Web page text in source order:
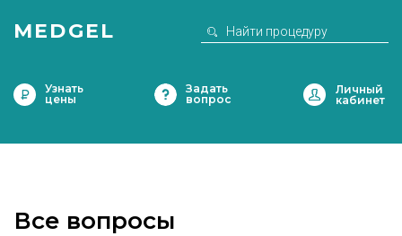
MEDGEL
Узнать
цены
Задать
вопрос
Все вопросы